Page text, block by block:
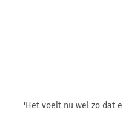
'Het voelt nu wel zo dat